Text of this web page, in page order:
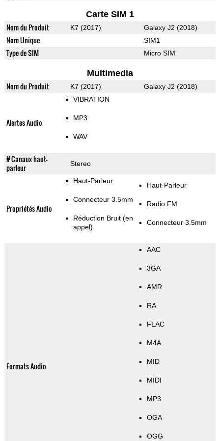
Carte SIM 1
Nom du Produit K7 (2017) Galaxy J2 (2018)
Nom Unique SIM1
Type de SIM Micro SIM
Multimedia
Nom du Produit K7 (2017) Galaxy J2 (2018)
Alertes Audio
VIBRATION
MP3
WAV
# Canaux haut-
parleur
Stereo
Propriétés Audio
Haut-Parleur
Connecteur 3.5mm
Réduction Bruit (en
appel)
Haut-Parleur
Radio FM
Connecteur 3.5mm
Formats Audio
AAC
3GA
AMR
RA
FLAC
M4A
MID
MIDI
MP3
OGA
OGG